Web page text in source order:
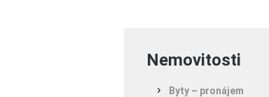
Nemovitosti
Byty – pronájem